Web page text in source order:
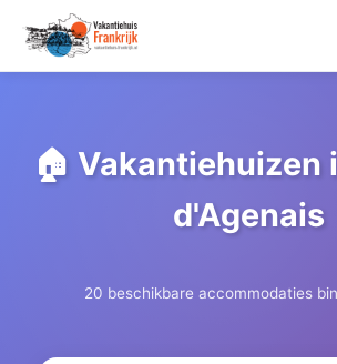
🏠 Vakantiehuizen
d'Agenais
20 beschikbare accommodaties